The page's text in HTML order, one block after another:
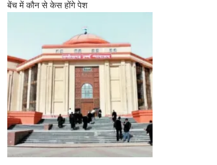
बेंच में कौन से केस होंगे पेश